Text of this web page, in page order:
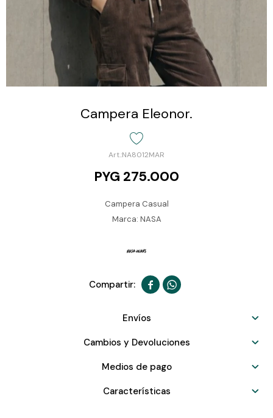
Campera Eleonor.
NA8012MAR
PYG 275.000
Campera Casual
Marca: NASA
 
Envíos
Cambios y Devoluciones
Medios de pago
Características